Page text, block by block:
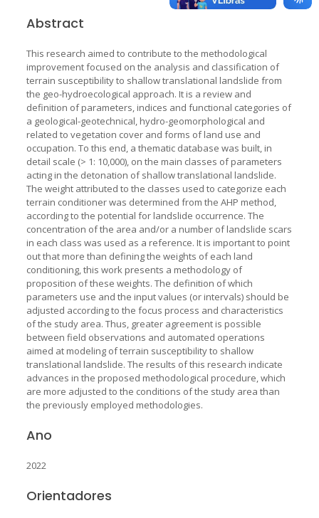
Abstract
This research aimed to contribute to the methodological
improvement focused on the analysis and classification of
terrain susceptibility to shallow translational landslide from
the geo-hydroecological approach. It is a review and
definition of parameters, indices and functional categories of
a geological-geotechnical, hydro-geomorphological and
related to vegetation cover and forms of land use and
occupation. To this end, a thematic database was built, in
detail scale (> 1: 10,000), on the main classes of parameters
acting in the detonation of shallow translational landslide.
The weight attributed to the classes used to categorize each
terrain conditioner was determined from the AHP method,
according to the potential for landslide occurrence. The
concentration of the area and/or a number of landslide scars
in each class was used as a reference. It is important to point
out that more than defining the weights of each land
conditioning, this work presents a methodology of
proposition of these weights. The definition of which
parameters use and the input values (or intervals) should be
adjusted according to the focus process and characteristics
of the study area. Thus, greater agreement is possible
between field observations and automated operations
aimed at modeling of terrain susceptibility to shallow
translational landslide. The results of this research indicate
advances in the proposed methodological procedure, which
are more adjusted to the conditions of the study area than
the previously employed methodologies.
Ano
2022
Orientadores